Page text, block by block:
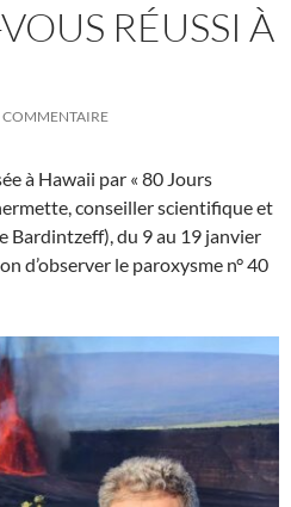
RÉUSSI À
COMMENTAIRE
à Hawaii par « 80 Jours
conseiller scientifique et
Bardintzeff), du 9 au 19 janvier
d’observer le paroxysme n° 40